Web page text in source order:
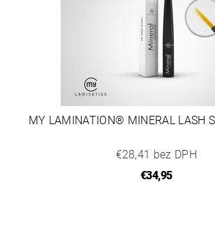
MY LAMINATION® MINERAL LASH
€28,41 bez DPH
€34,95